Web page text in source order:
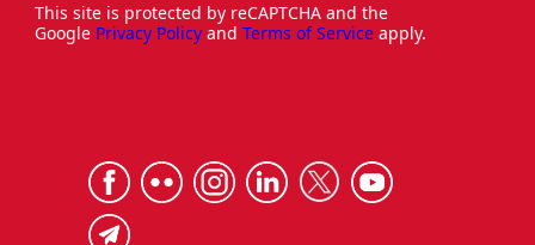
This site is protected by reCAPTCHA and the
Google Privacy Policy and Terms of Service apply.